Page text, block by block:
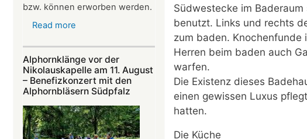
Südwestecke im
benutzt. Links und rechts
zum baden. Knochenfunde
Herren beim baden auch
warfen.
Die Existenz dieses
einen gewissen Luxus
hatten.
Die Küche
bzw. können erworben werden.
Read more
bei
Klingenmünster
ist
am
Tag
des
Alphornklänge vor der
Nikolauskapelle am 11. August
– Benefizkonzert mit den
Alphornbläsern Südpfalz